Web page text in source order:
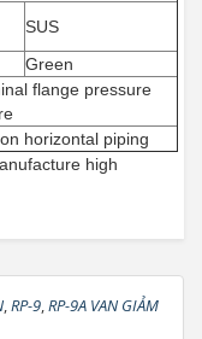
SUS
Green
flange pressure
horizontal piping
high
,RP-9,RP-9A VAN GIẢM